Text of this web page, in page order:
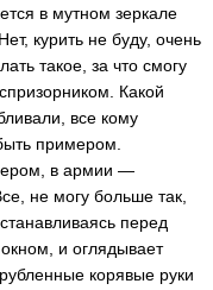
в мутном зеркале
курить не буду, очень
такое, за что смогу
Какой
все кому
примером.
в армии —
не могу больше так,
перед
и оглядывает
корявые руки